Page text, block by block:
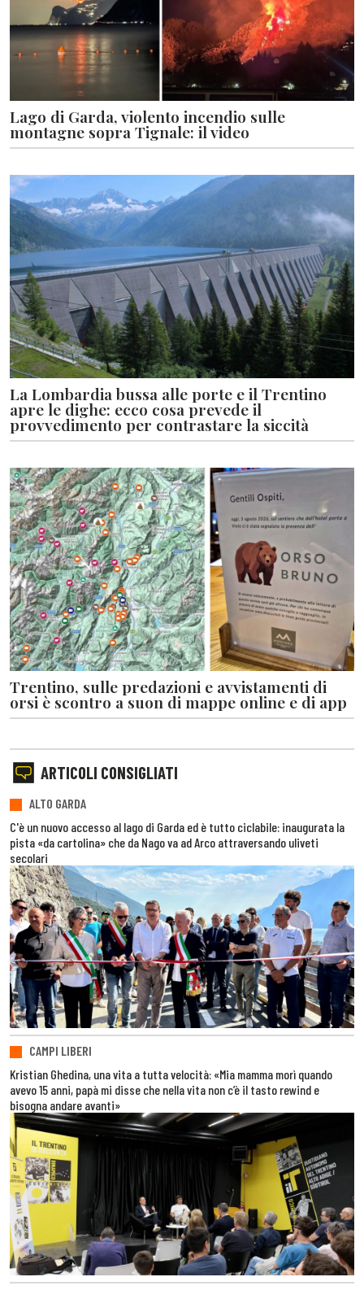
Lago di Garda, violento incendio sulle
montagne sopra Tignale: il video
La Lombardia bussa alle porte e il Trentino
apre le dighe: ecco cosa prevede il
provvedimento per contrastare la siccità
Trentino, sulle predazioni e avvistamenti di
orsi è scontro a suon di mappe online e di app
ARTICOLI CONSIGLIATI
ALTO GARDA
C'è un nuovo accesso al lago di Garda ed è tutto ciclabile: inaugurata la
pista «da cartolina» che da Nago va ad Arco attraversando uliveti
secolari
CAMPI LIBERI
Kristian Ghedina, una vita a tutta velocità: «Mia mamma morì quando
avevo 15 anni, papà mi disse che nella vita non c’è il tasto rewind e
bisogna andare avanti»